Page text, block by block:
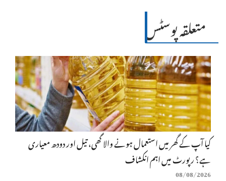
متعلقہ پوسٹس
کیا آپ کے گھر میں استعمال ہونے والا گھی، تیل اور دودھ معیاری
ہے؟ رپورٹ میں اہم انکشاف
08/08/2026